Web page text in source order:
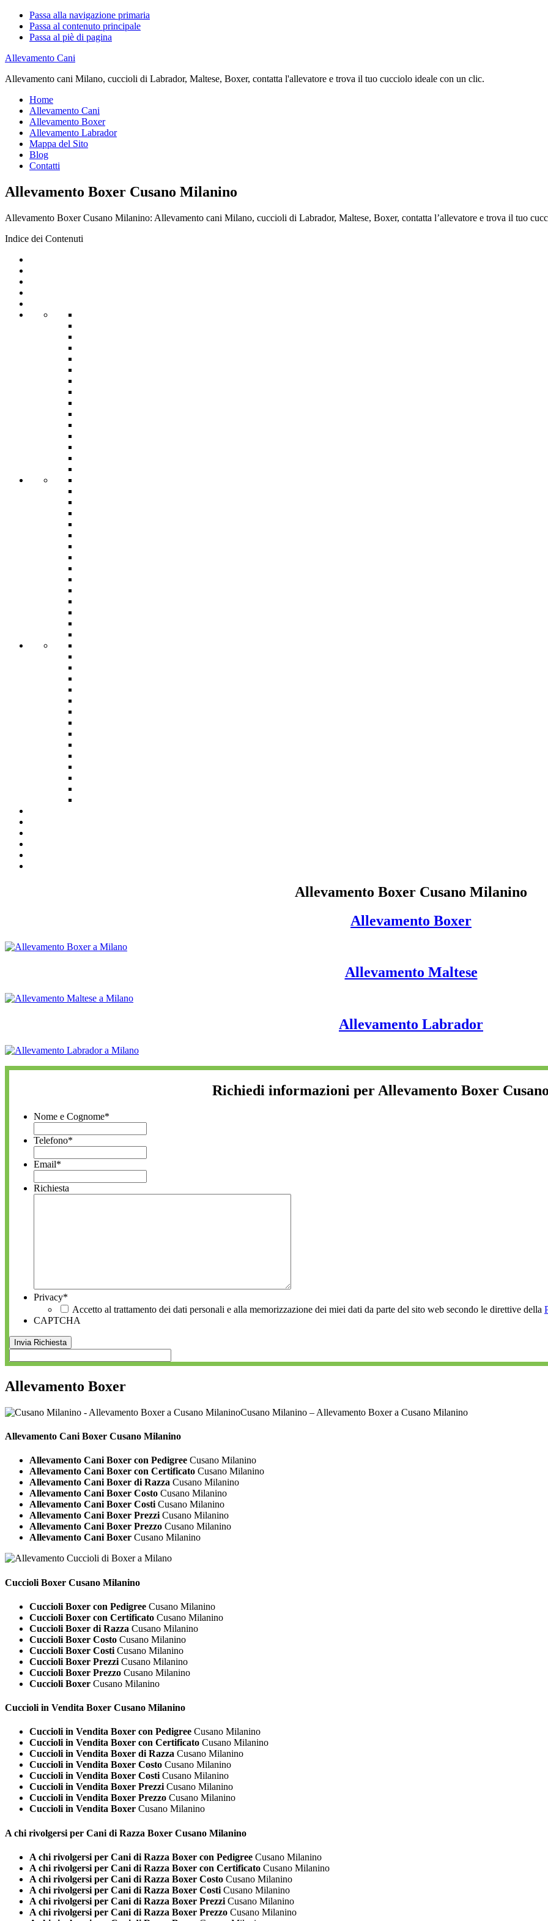
Passa alla navigazione primaria
Passa al contenuto principale
Passa al piè di pagina
Allevamento Cani
Allevamento cani Milano, cuccioli di Labrador, Maltese, Boxer, contatta l'allevatore e trova il tuo cucciolo ideale con un clic.
Home
Allevamento Cani
Allevamento Boxer
Allevamento Labrador
Mappa del Sito
Blog
Contatti
Allevamento Boxer Cusano Milanino
Allevamento Boxer Cusano Milanino: Allevamento cani Milano, cuccioli di Labrador, Maltese, Boxer, contatta l’allevatore e trova il tuo
Indice dei Contenuti
Allevamento Boxer Cusano Milanino
Allevamento Boxer
Allevamento Maltese
Allevamento Labrador
Richiedi informazioni per Allevamento Boxer
Nome e Cognome*
Telefono*
Email*
Richiesta
Privacy*
Accetto al trattamento dei dati personali e alla memorizzazione dei miei dati da parte del sito web secondo le direttive della
CAPTCHA
Allevamento Boxer
Cusano Milanino – Allevamento Boxer a Cusano Milanino
Allevamento Cani Boxer Cusano Milanino
Allevamento Cani Boxer con Pedigree Cusano Milanino
Allevamento Cani Boxer con Certificato Cusano Milanino
Allevamento Cani Boxer di Razza Cusano Milanino
Allevamento Cani Boxer Costo Cusano Milanino
Allevamento Cani Boxer Costi Cusano Milanino
Allevamento Cani Boxer Prezzi Cusano Milanino
Allevamento Cani Boxer Prezzo Cusano Milanino
Allevamento Cani Boxer Cusano Milanino
Cuccioli Boxer Cusano Milanino
Cuccioli Boxer con Pedigree Cusano Milanino
Cuccioli Boxer con Certificato Cusano Milanino
Cuccioli Boxer di Razza Cusano Milanino
Cuccioli Boxer Costo Cusano Milanino
Cuccioli Boxer Costi Cusano Milanino
Cuccioli Boxer Prezzi Cusano Milanino
Cuccioli Boxer Prezzo Cusano Milanino
Cuccioli Boxer Cusano Milanino
Cuccioli in Vendita Boxer Cusano Milanino
Cuccioli in Vendita Boxer con Pedigree Cusano Milanino
Cuccioli in Vendita Boxer con Certificato Cusano Milanino
Cuccioli in Vendita Boxer di Razza Cusano Milanino
Cuccioli in Vendita Boxer Costo Cusano Milanino
Cuccioli in Vendita Boxer Costi Cusano Milanino
Cuccioli in Vendita Boxer Prezzi Cusano Milanino
Cuccioli in Vendita Boxer Prezzo Cusano Milanino
Cuccioli in Vendita Boxer Cusano Milanino
A chi rivolgersi per Cani di Razza Boxer Cusano Milanino
A chi rivolgersi per Cani di Razza Boxer con Pedigree Cusano Milanino
A chi rivolgersi per Cani di Razza Boxer con Certificato Cusano Milanino
A chi rivolgersi per Cani di Razza Boxer Costo Cusano Milanino
A chi rivolgersi per Cani di Razza Boxer Costi Cusano Milanino
A chi rivolgersi per Cani di Razza Boxer Prezzi Cusano Milanino
A chi rivolgersi per Cani di Razza Boxer Prezzo Cusano Milanino